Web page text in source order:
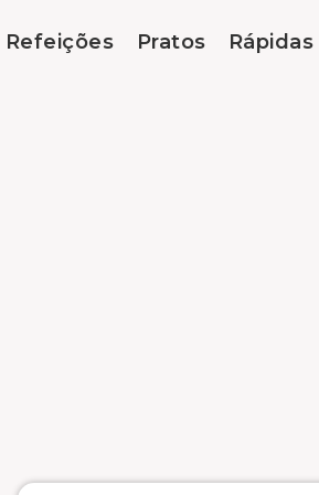
Refeições Pratos Rápidas